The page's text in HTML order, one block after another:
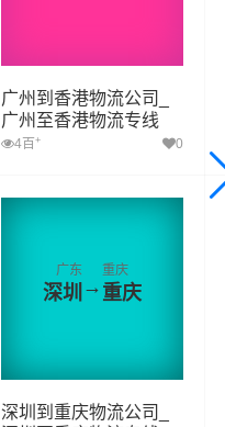
广州到香港物流公司_
广州至香港物流专线
4百 + 0
广东
深圳→
重庆
重庆
深圳到重庆物流公司_